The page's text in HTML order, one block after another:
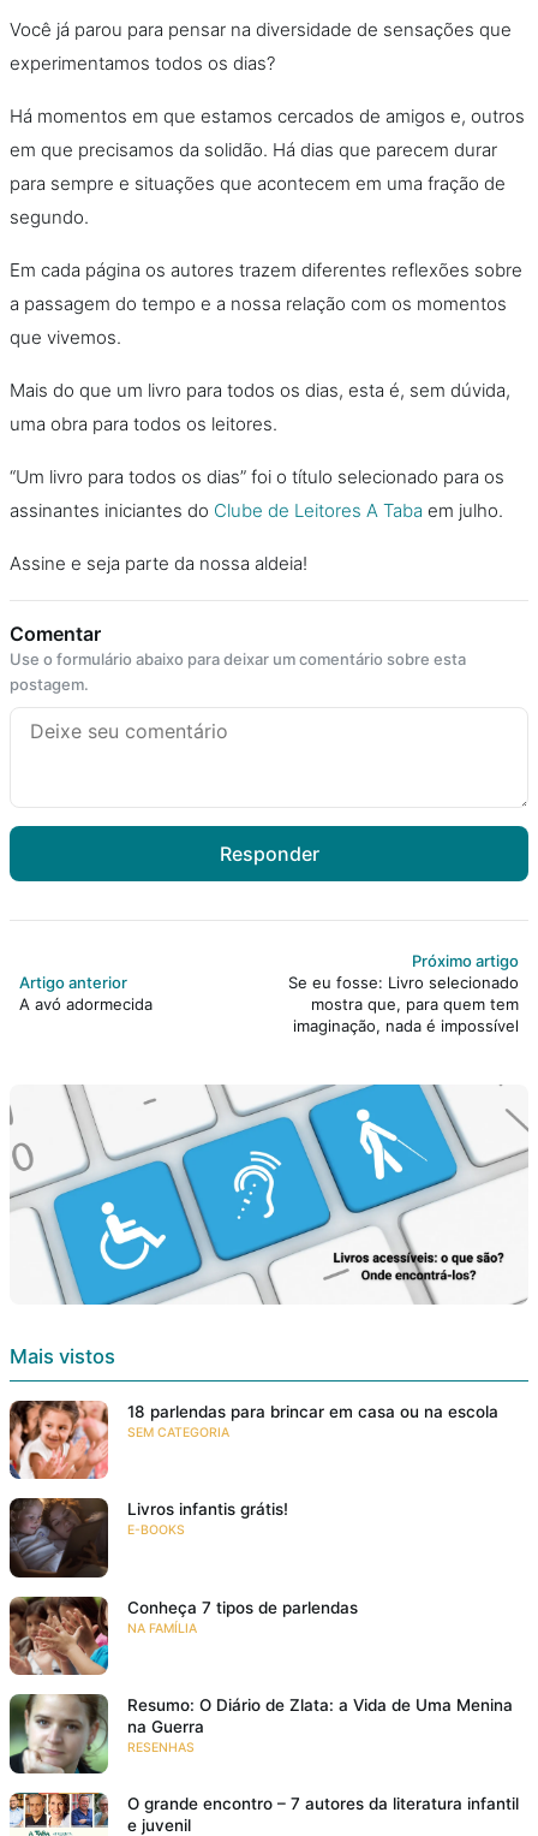
Você já parou para pensar na diversidade de sensações que
experimentamos todos os dias?
Há momentos em que estamos cercados de amigos e, outros
em que precisamos da solidão. Há dias que parecem durar
para sempre e situações que acontecem em uma fração de
segundo.
Em cada página os autores trazem diferentes reflexões sobre
a passagem do tempo e a nossa relação com os momentos
que vivemos.
Mais do que um livro para todos os dias, esta é, sem dúvida,
uma obra para todos os leitores.
“Um livro para todos os dias” foi o título selecionado para os
assinantes iniciantes do Clube de Leitores A Taba em julho.
Assine e seja parte da nossa aldeia!
Comentar
Use o formulário abaixo para deixar um comentário sobre esta
postagem.
Responder
Artigo anterior
A avó adormecida
Próximo artigo
Se eu fosse: Livro selecionado
mostra que, para quem tem
imaginação, nada é impossível
Mais vistos
18 parlendas para brincar em casa ou na escola
SEM CATEGORIA
Livros infantis grátis!
E-BOOKS
Conheça 7 tipos de parlendas
NA FAMÍLIA
Resumo: O Diário de Zlata: a Vida de Uma Menina
na Guerra
RESENHAS
O grande encontro – 7 autores da literatura infantil
e juvenil